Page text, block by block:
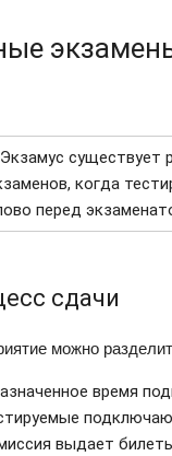
существует
когда
перед
сдачи
можно
время
выдает